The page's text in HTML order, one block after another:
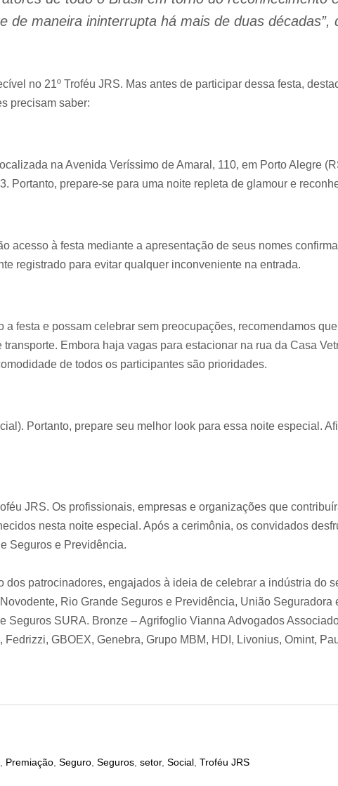
de maneira ininterrupta há mais de duas décadas”,
no 21º Troféu JRS. Mas antes de participar dessa festa,
precisam saber:
na Avenida Veríssimo de Amaral, 110, em Porto Alegre
Portanto, prepare-se para uma noite repleta de glamour e
acesso à festa mediante a apresentação de seus nomes
registrado para evitar qualquer inconveniente na entrada.
a festa e possam celebrar sem preocupações, recomendamos
Embora haja vagas para estacionar na rua da Casa
de todos os participantes são prioridades.
Portanto, prepare seu melhor look para essa noite especial.
JRS. Os profissionais, empresas e organizações que
nesta noite especial. Após a cerimônia, os convidados
Seguros e Previdência.
dos patrocinadores, engajados à ideia de celebrar a indústria do
Rio Grande Seguros e Previdência, União Seguradora
Seguros SURA. Bronze – Agrifoglio Vianna Advogados
GBOEX, Genebra, Grupo MBM, HDI, Livonius, Omint,
Premiação Seguro Seguros setor, Social Troféu JRS